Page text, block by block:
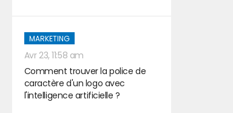
MARKETING
Avr 23, 11:58 am
Comment trouver la police de
caractère d'un logo avec
l'intelligence artificielle ?